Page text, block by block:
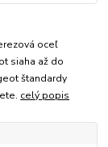
oceľ
siaha až do
štandardy
celý popis